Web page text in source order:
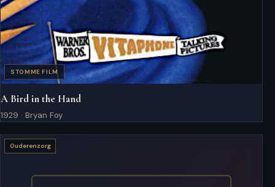
STOMME FILM
A Bird in the Hand
1929 · Bryan Foy
Ouderenzorg